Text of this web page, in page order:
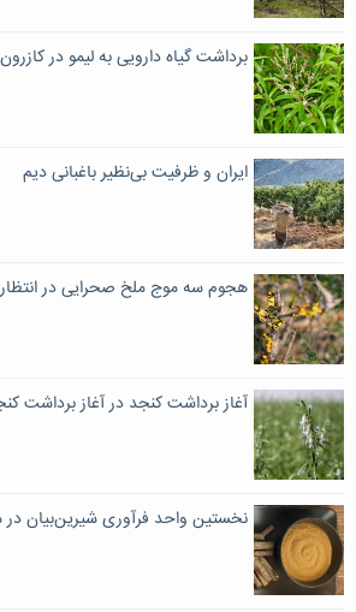
برداشت گیاه دارویی به لیمو در کازرون
ایران و ظرفیت بی‌نظیر باغبانی دیم
هجوم سه موج ملخ صحرایی در
آغاز برداشت کنجد در آغاز برداشت
نخستین واحد فرآوری شیرین‌بیان